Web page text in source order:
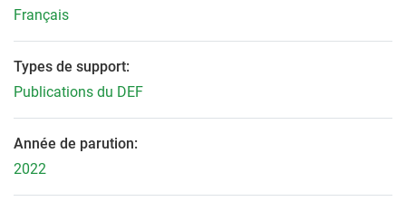
Français
Types de support:
Publications du DEF
Année de parution:
2022